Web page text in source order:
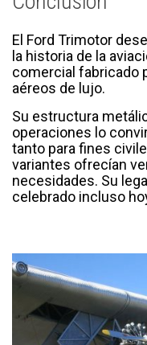
El Ford Trimotor
la historia de la
comercial fabricado
aéreos de lujo.
Su estructura
operaciones lo
tanto para fines
variantes ofrecían
necesidades. Su
celebrado incluso